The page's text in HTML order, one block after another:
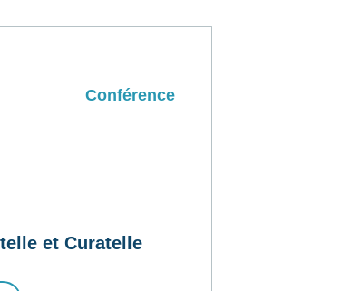
Conférence
et Curatelle